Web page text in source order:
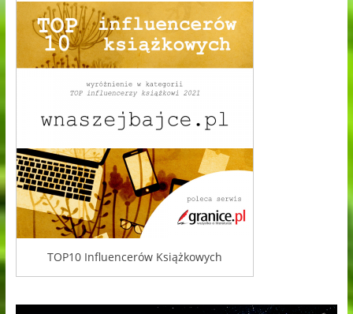
TOP10 Influencerów Książkowych